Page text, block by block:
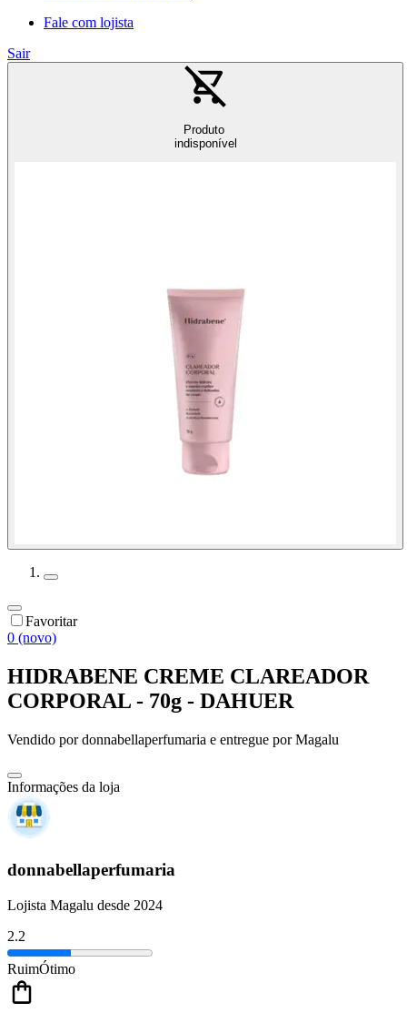
Fale com lojista
Sair
Produto
indisponível
Favoritar
0 (novo)
HIDRABENE CREME CLAREADOR
CORPORAL - 70g - DAHUER
Vendido pordonnabellaperfumaria e entregue por Magalu
Informações da loja
donnabellaperfumaria
Lojista Magalu desde 2024
2.2
RuimÓtimo